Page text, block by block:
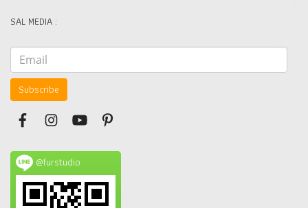
SAL MEDIA :
Subscribe
@furstudio